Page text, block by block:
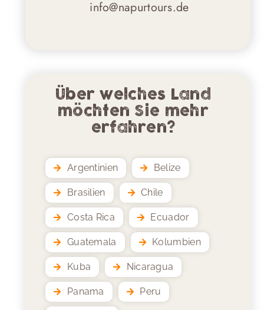
info@napurtours.de
Über welches Land
möchten Sie mehr
erfahren?
Argentinien Belize
Brasilien Chile
Costa Rica Ecuador
Guatemala Kolumbien
Kuba Nicaragua
Panama Peru